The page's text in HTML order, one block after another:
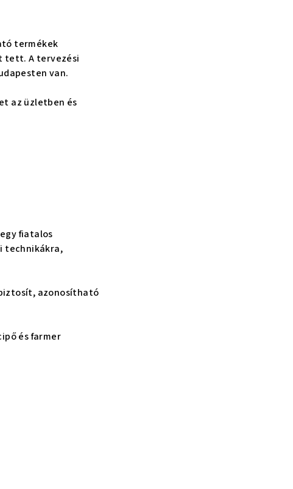
termékek
tett. A tervezési
van.
az üzletben és
fiatalos
technikákra,
azonosítható
és farmer